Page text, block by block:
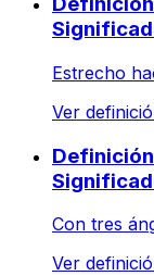
Estrecho
Ver
Con tres
Ver